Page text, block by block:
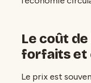
Le coût
forfaits et
Le prix est